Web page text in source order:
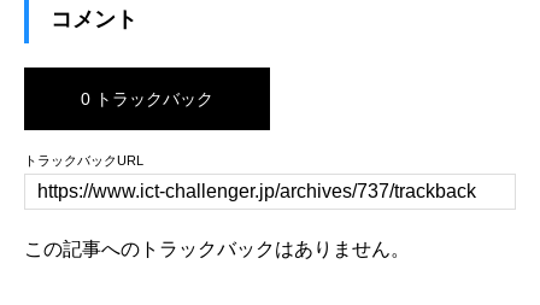
コメント
0 トラックバック
トラックバックURL
この記事へのトラックバックはありません。